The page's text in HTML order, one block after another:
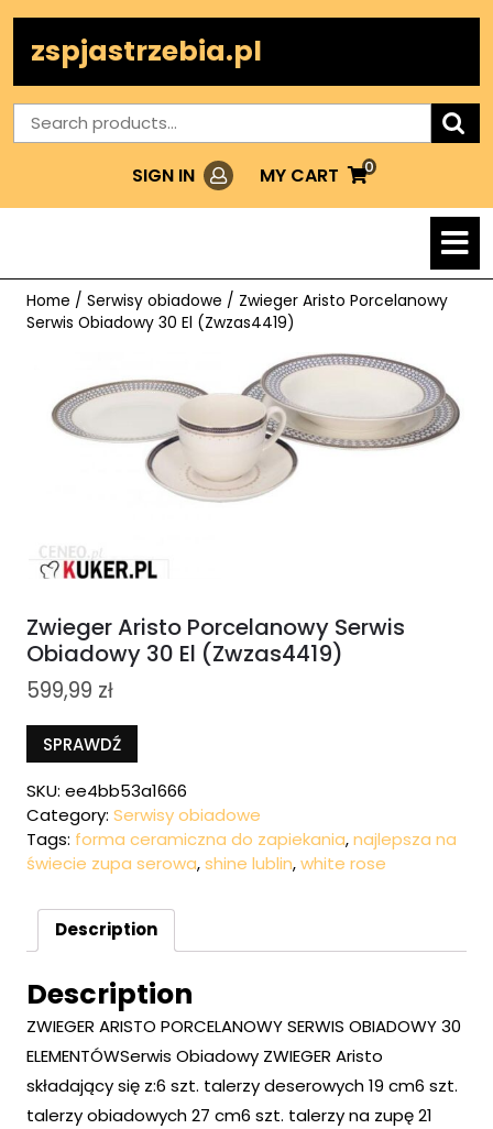
contentzspjastrzebia.pl
Search
for:
SIGN IN LoginMY CART
MY
0
Home / Serwisy obiadowe / Zwieger Aristo Porcelanowy
Serwis Obiadowy 30 El (Zwzas4419)
Zwieger Aristo Porcelanowy Serwis
Obiadowy 30 El (Zwzas4419)
599,99 zł
SPRAWDŹ
SKU: ee4bb53a1666
Category: Serwisy obiadowe
Tags: forma ceramiczna do zapiekania,najlepsza na
świecie zupa serowa,shine lublin,white rose
Description
Description
ZWIEGER ARISTO PORCELANOWY SERWIS OBIADOWY 30
ELEMENTÓWSerwis Obiadowy ZWIEGER Aristo
składający się z:6 szt. talerzy deserowych 19 cm6 szt.
talerzy obiadowych 27 cm6 szt. talerzy na zupę 21